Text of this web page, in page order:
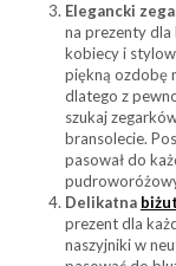
Elegancki
na prezenty dla
kobiecy i
piękną ozdobę
dlatego z
szukaj
bransolecie.
pasował do
Delikatna
prezent dla
naszyjniki w